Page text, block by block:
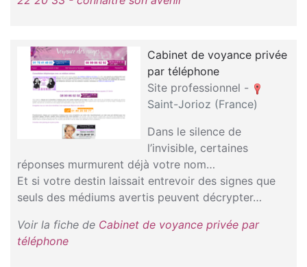
Cabinet de voyance privée
par téléphone
Site professionnel -
Saint-Jorioz (France)
Dans le silence de
l’invisible, certaines
réponses murmurent déjà votre nom…
Et si votre destin laissait entrevoir des signes que
seuls des médiums avertis peuvent décrypter…
Voir la fiche de Cabinet de voyance privée par
téléphone